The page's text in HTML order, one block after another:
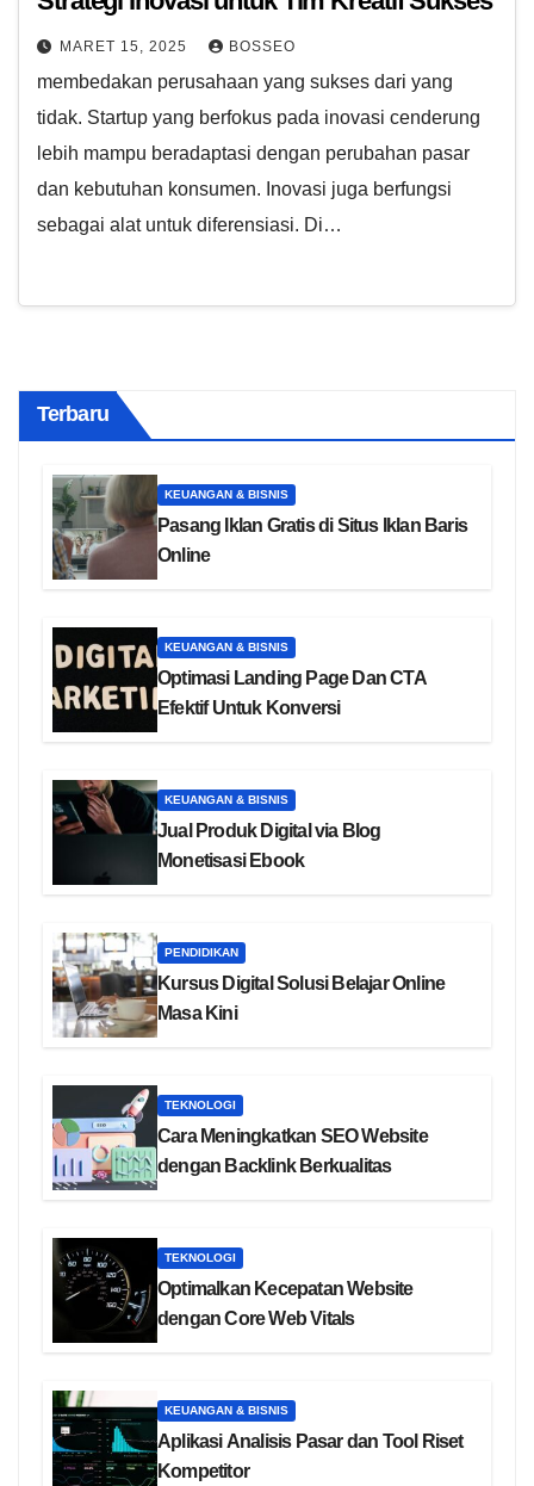
MARET 15, 2025 BOSSEO
membedakan perusahaan yang sukses dari yang
tidak. Startup yang berfokus pada inovasi cenderung
lebih mampu beradaptasi dengan perubahan pasar
dan kebutuhan konsumen. Inovasi juga berfungsi
sebagai alat untuk diferensiasi. Di…
Terbaru
KEUANGAN & BISNIS
Pasang Iklan Gratis di Situs Iklan Baris
Online
KEUANGAN & BISNIS
Optimasi Landing Page Dan CTA
Efektif Untuk Konversi
KEUANGAN & BISNIS
Jual Produk Digital via Blog
Monetisasi Ebook
PENDIDIKAN
Kursus Digital Solusi Belajar Online
Masa Kini
TEKNOLOGI
Cara Meningkatkan SEO Website
dengan Backlink Berkualitas
TEKNOLOGI
Optimalkan Kecepatan Website
dengan Core Web Vitals
KEUANGAN & BISNIS
Aplikasi Analisis Pasar dan Tool Riset
Kompetitor